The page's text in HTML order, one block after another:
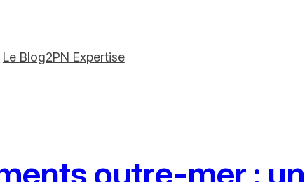
Le Blog2PN Expertise
outre-mer : un